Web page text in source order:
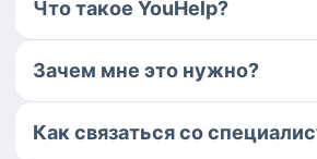
Что такое YouHelp?
Зачем мне это нужно?
Как связаться со